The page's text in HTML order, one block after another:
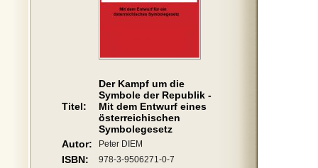
Titel:
Der Kampf um die
Symbole der Republik -
Mit dem Entwurf eines
österreichischen
Symbolegesetz
Autor:
Peter DIEM
ISBN: 978-3-9506271-0-7